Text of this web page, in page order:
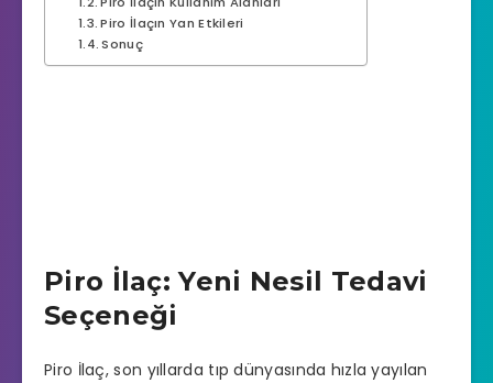
Piro İlaçın Yan Etkileri
Sonuç
Piro İlaç: Yeni Nesil Tedavi
Seçeneği
Piro İlaç, son yıllarda tıp dünyasında hızla yayılan